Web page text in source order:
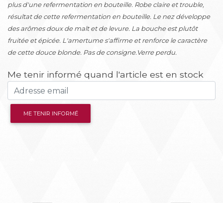
plus d'une refermentation en bouteille. Robe claire et trouble,
résultat de cette refermentation en bouteille. Le nez développe
des arômes doux de malt et de levure. La bouche est plutôt
fruitée et épicée. L'amertume s'affirme et renforce le caractère
de cette douce blonde. Pas de consigne.Verre perdu.
Me tenir informé quand l'article est en stock
ME TENIR INFORMÉ